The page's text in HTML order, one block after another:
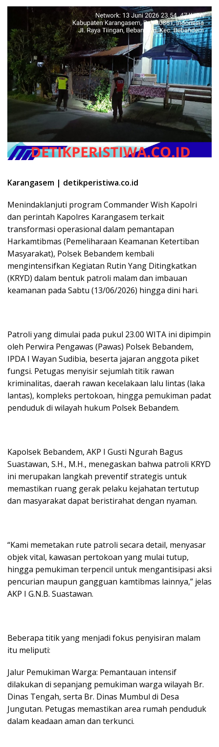
Karangasem | detikperistiwa.co.id
​Menindaklanjuti program Commander Wish Kapolri
dan perintah Kapolres Karangasem terkait
transformasi operasional dalam pemantapan
Harkamtibmas (Pemeliharaan Keamanan Ketertiban
Masyarakat), Polsek Bebandem kembali
mengintensifkan Kegiatan Rutin Yang Ditingkatkan
(KRYD) dalam bentuk patroli malam dan imbauan
keamanan pada Sabtu (13/06/2026) hingga dini hari.
​Patroli yang dimulai pada pukul 23.00 WITA ini dipimpin
oleh Perwira Pengawas (Pawas) Polsek Bebandem,
IPDA I Wayan Sudibia, beserta jajaran anggota piket
fungsi. Petugas menyisir sejumlah titik rawan
kriminalitas, daerah rawan kecelakaan lalu lintas (laka
lantas), kompleks pertokoan, hingga pemukiman padat
penduduk di wilayah hukum Polsek Bebandem.
​Kapolsek Bebandem, AKP I Gusti Ngurah Bagus
Suastawan, S.H., M.H., menegaskan bahwa patroli KRYD
ini merupakan langkah preventif strategis untuk
memastikan ruang gerak pelaku kejahatan tertutup
dan masyarakat dapat beristirahat dengan nyaman.
​“Kami memetakan rute patroli secara detail, menyasar
objek vital, kawasan pertokoan yang mulai tutup,
hingga pemukiman terpencil untuk mengantisipasi aksi
pencurian maupun gangguan kamtibmas lainnya,” jelas
AKP I G.N.B. Suastawan.
​Beberapa titik yang menjadi fokus penyisiran malam
itu meliputi:
​Jalur Pemukiman Warga: Pemantauan intensif
dilakukan di sepanjang pemukiman warga wilayah Br.
Dinas Tengah, serta Br. Dinas Mumbul di Desa
Jungutan. Petugas memastikan area rumah penduduk
dalam keadaan aman dan terkunci.